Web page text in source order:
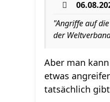
"Angriffe auf
der
Aber man
etwas
tatsächlich